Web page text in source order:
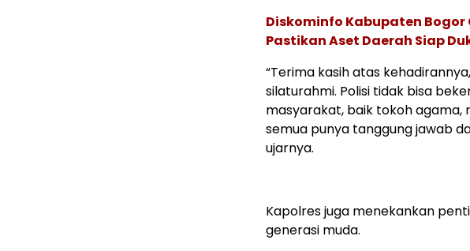
Diskominfo Kabupaten Bogor
Pastikan Aset Daerah Siap
“Terima kasih atas
silaturahmi. Polisi tidak bisa
masyarakat, baik tokoh agama,
semua punya tanggung jawab
ujarnya.
Kapolres juga menekankan
generasi muda.